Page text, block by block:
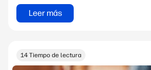
Leer más
14 Tiempo de lectura